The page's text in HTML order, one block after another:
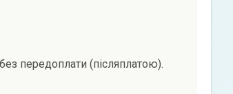
передоплати (післяплатою).